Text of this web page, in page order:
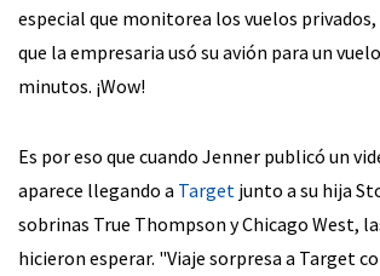
especial que monitorea los vuelos
que la empresaria usó su avión para un
minutos. ¡Wow!
Es por eso que cuando Jenner publicó un
aparece llegando a Target junto a su hija
sobrinas True Thompson y Chicago West,
hicieron esperar. "Viaje sorpresa a Target